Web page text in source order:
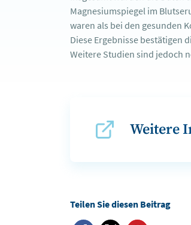
Magnesiumspiegel im
waren als bei den gesunden
Diese Ergebnisse bestätigen
Weitere Studien sind jedoch
Weitere